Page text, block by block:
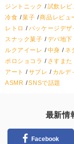
ジントニック
試飲レビ
冷食 菓子 商品レビュ
レトロ
パッケージデザ
スナック菓子
デパ地下
ルクアイーレ
中身 ネ
ポロショコラ
さすまた
アート
サブレ カルデ
ASMR
SNSで話題
最新情
Facebook